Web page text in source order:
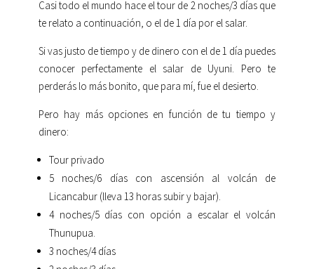
Casi todo el mundo hace el tour de 2 noches/3 días que
te relato a continuación, o el de 1 día por el salar.
Si vas justo de tiempo y de dinero con el de 1 día puedes
conocer perfectamente el salar de Uyuni. Pero te
perderás lo más bonito, que para mí, fue el desierto.
Pero hay más opciones en función de tu tiempo y
dinero:
Tour privado
5 noches/6 días con ascensión al volcán de
Licancabur (lleva 13 horas subir y bajar).
4 noches/5 días con opción a escalar el volcán
Thunupua.
3 noches/4 días